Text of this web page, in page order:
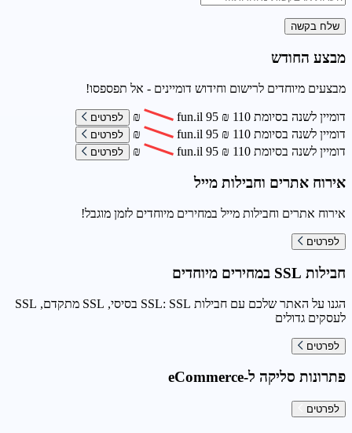
שלח בקשה
מבצע החודש
מבצעים מיוחדים לרישום וחידוש דומיינים - אל תפספסו!
דומיין לשנה בסיומת fun.il95 ₪ 110
₪ לפרטים
דומיין לשנה בסיומת fun.il95 ₪ 110
₪ לפרטים
דומיין לשנה בסיומת fun.il95 ₪ 110
₪ לפרטים
אירוח אתרים וחבילות מייל
אירוח אתרים וחבילות מייל במחירים מיוחדים לזמן מוגבל!
לפרטים
חבילות SSL במחירים מיוחדים
הגנו על האתר שלכם עם חבילות SSL: SSL בסיסי, SSL מתקדם, SSL
לעסקים גדולים
לפרטים
פתרונות סליקה ל-eCommerce
לפרטים